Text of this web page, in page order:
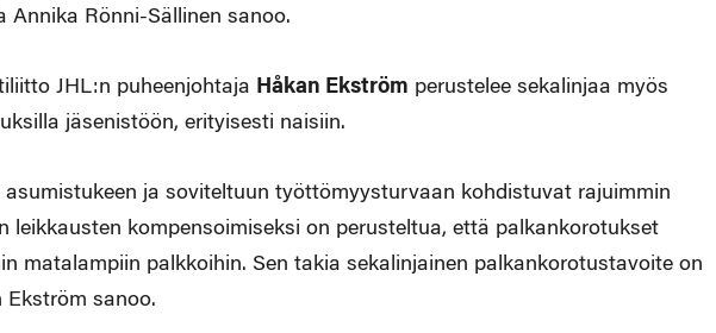
Annika Rönni-Sällinen sanoo.
JHL:n puheenjohtaja Håkan Ekström perustelee sekalinjaa myös
jäsenistöön, erityisesti naisiin.
asumistukeen ja soviteltuun työttömyysturvaan kohdistuvat rajuimmin
leikkausten kompensoimiseksi on perusteltua, että palkankorotukset
matalampiin palkkoihin. Sen takia sekalinjainen palkankorotustavoite on
Ekström sanoo.